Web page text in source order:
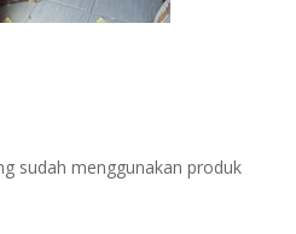
sudah menggunakan produk